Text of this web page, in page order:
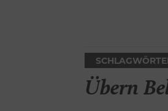
Übern